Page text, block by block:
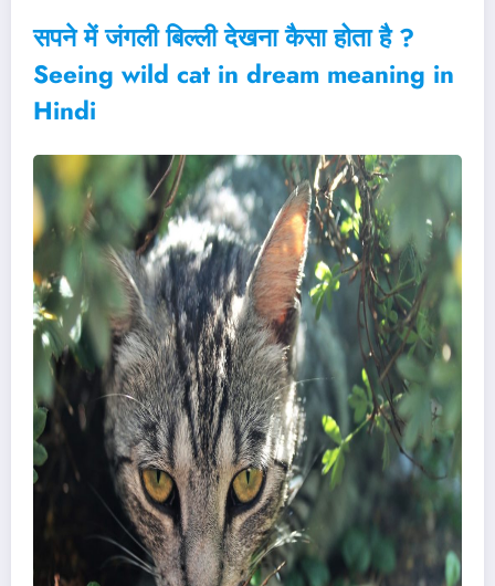
सपने में जंगली बिल्ली देखना कैसा होता है ?
Seeing wild cat in dream meaning in
Hindi